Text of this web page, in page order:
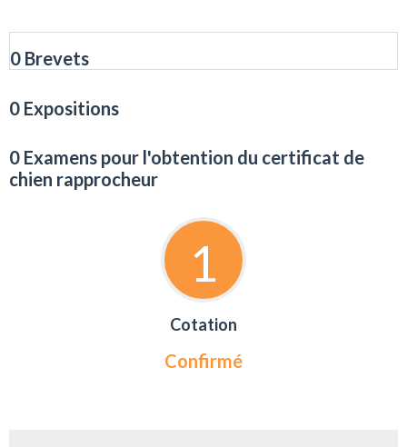
0 Brevets
0 Expositions
0 Examens pour l'obtention du certificat de
chien rapprocheur
1
Cotation
Confirmé